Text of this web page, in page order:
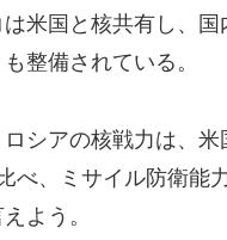
米国と核共有し、
整備されている。
シアの核戦力は、
べ、ミサイル防衛能
よう。